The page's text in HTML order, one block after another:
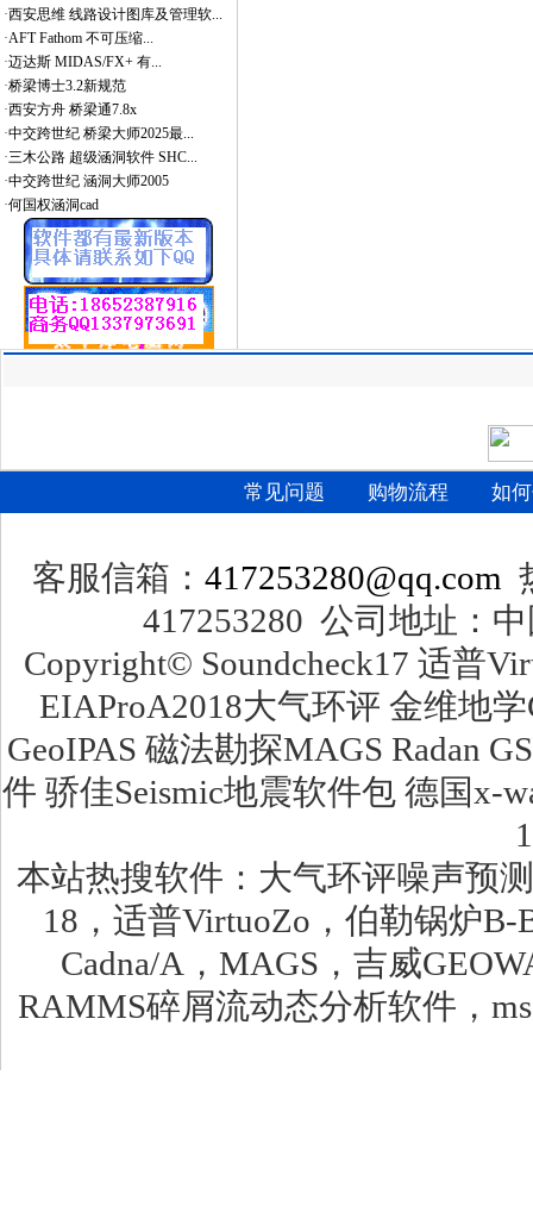
·西安思维 线路设计图库及管理软...
·AFT Fathom 不可压缩...
·迈达斯 MIDAS/FX+ 有...
·桥梁博士3.2新规范
·西安方舟 桥梁通7.8x
·中交跨世纪 桥梁大师2025最...
·三木公路 超级涵洞软件 SHC...
·中交跨世纪 涵洞大师2005
·何国权涵洞cad
常见问题 购物流程 如
客服信箱： 417253280@qq.com
417253280 公司地址：
Copyright© Soundcheck17 适普
EIAProA2018大气环评 金维地
GeoIPAS 磁法勘探MAGS Radan
件 骄佳Seismic地震软件包 德国x-
本站热搜软件：大气环评噪声预
18，适普VirtuoZo，伯勒锅炉B-
Cadna/A，MAGS，吉威
RAMMS碎屑流动态分析软件，